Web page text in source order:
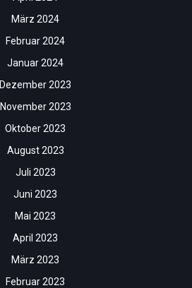
März 2024
Februar 2024
Januar 2024
Dezember 2023
November 2023
Oktober 2023
August 2023
Juli 2023
Juni 2023
Mai 2023
April 2023
März 2023
Februar 2023